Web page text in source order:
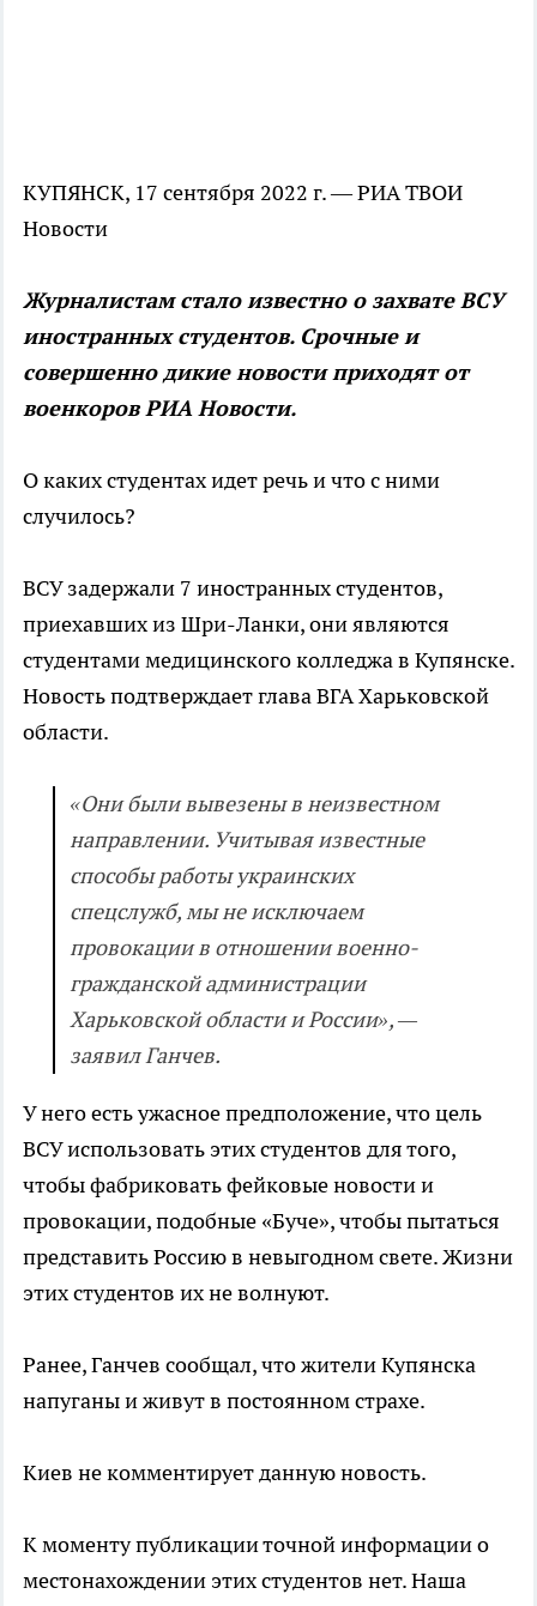
КУПЯНСК, 17 сентября 2022 г. — РИА ТВОИ
Новости
Журналистам стало известно о захвате ВСУ
иностранных студентов. Срочные и
совершенно дикие новости приходят от
военкоров РИА Новости.
О каких студентах идет речь и что с ними
случилось?
ВСУ задержали 7 иностранных студентов,
приехавших из Шри-Ланки, они являются
студентами медицинского колледжа в Купянске.
Новость подтверждает глава ВГА Харьковской
области.
«Они были вывезены в неизвестном
направлении. Учитывая известные
способы работы украинских
спецслужб, мы не исключаем
провокации в отношении военно-
гражданской администрации
Харьковской области и России», —
заявил Ганчев.
У него есть ужасное предположение, что цель
ВСУ использовать этих студентов для того,
чтобы фабриковать фейковые новости и
провокации, подобные «Буче», чтобы пытаться
представить Россию в невыгодном свете. Жизни
этих студентов их не волнуют.
Ранее, Ганчев сообщал, что жители Купянска
напуганы и живут в постоянном страхе.
Киев не комментирует данную новость.
К моменту публикации точной информации о
местонахождении этих студентов нет. Наша